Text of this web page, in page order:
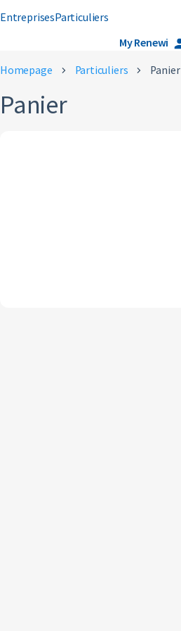
EntreprisesParticuliers
My Renewi
Homepage Particuliers Panier
Panier